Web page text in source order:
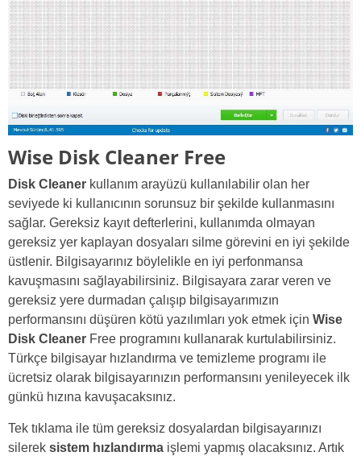
Wise Disk Cleaner Free
Disk Cleaner kullanım arayüzü kullanılabilir olan her
seviyede ki kullanıcının sorunsuz bir şekilde kullanmasını
sağlar. Gereksiz kayıt defterlerini, kullanımda olmayan
gereksiz yer kaplayan dosyaları silme görevini en iyi şekilde
üstlenir. Bilgisayarınız böylelikle en iyi perfonmansa
kavuşmasını sağlayabilirsiniz. Bilgisayara zarar veren ve
gereksiz yere durmadan çalışıp bilgisayarımızın
performansını düşüren kötü yazılımları yok etmek için Wise
Disk Cleaner Free programını kullanarak kurtulabilirsiniz.
Türkçe bilgisayar hızlandırma ve temizleme programı ile
ücretsiz olarak bilgisayarınızın performansını yenileyecek ilk
günkü hızına kavuşacaksınız.
Tek tıklama ile tüm gereksiz dosyalardan bilgisayarınızı
silerek sistem hızlandırma işlemi yapmış olacaksınız. Artık